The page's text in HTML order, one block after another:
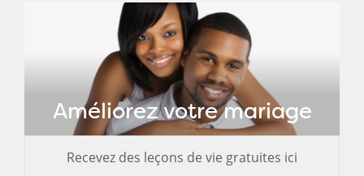
Améliorez votre mariage
Recevez des leçons de vie gratuites ici